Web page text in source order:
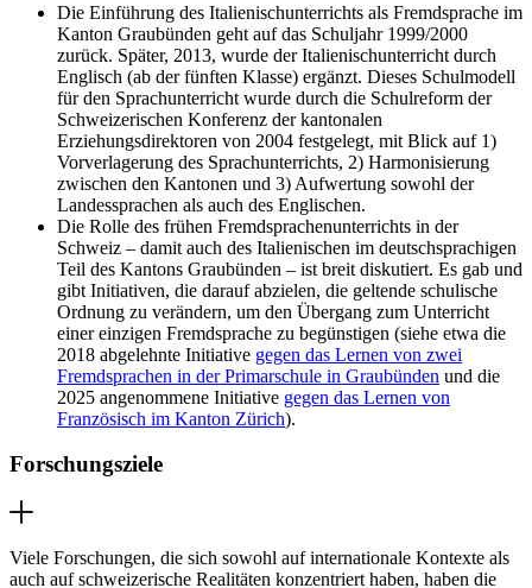
Die Einführung des Italienischunterrichts als Fremdsprache im
Kanton Graubünden geht auf das Schuljahr 1999/2000
zurück. Später, 2013, wurde der Italienischunterricht durch
Englisch (ab der fünften Klasse) ergänzt. Dieses Schulmodell
für den Sprachunterricht wurde durch die Schulreform der
Schweizerischen Konferenz der kantonalen
Erziehungsdirektoren von 2004 festgelegt, mit Blick auf 1)
Vorverlagerung des Sprachunterrichts, 2) Harmonisierung
zwischen den Kantonen und 3) Aufwertung sowohl der
Landessprachen als auch des Englischen.
Die Rolle des frühen Fremdsprachenunterrichts in der
Schweiz – damit auch des Italienischen im deutschsprachigen
Teil des Kantons Graubünden – ist breit diskutiert. Es gab und
gibt Initiativen, die darauf abzielen, die geltende schulische
Ordnung zu verändern, um den Übergang zum Unterricht
einer einzigen Fremdsprache zu begünstigen (siehe etwa die
2018 abgelehnte Initiative gegen das Lernen von zwei
Fremdsprachen in der Primarschule in Graubünden und die
2025 angenommene Initiative gegen das Lernen von
Französisch im Kanton Zürich).
Forschungsziele
Viele Forschungen, die sich sowohl auf internationale Kontexte als
auch auf schweizerische Realitäten konzentriert haben, haben die